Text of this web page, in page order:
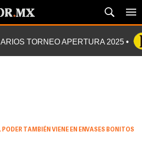
TORNEO APERTURA 2025
PODER TAMBIÉN VIENE EN ENVASES BONITOS